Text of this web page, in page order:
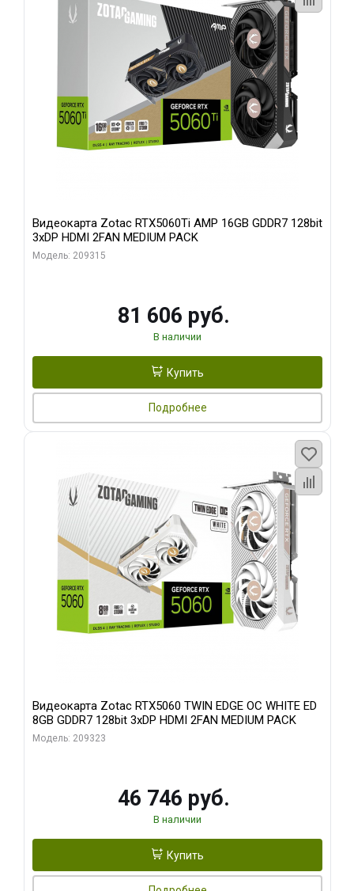
Видеокарта Zotac RTX5060Ti AMP 16GB GDDR7 128bit
3xDP HDMI 2FAN MEDIUM PACK
Модель: 209315
81 606 руб.
В наличии
Купить
Подробнее
Видеокарта Zotac RTX5060 TWIN EDGE OC WHITE ED
8GB GDDR7 128bit 3xDP HDMI 2FAN MEDIUM PACK
Модель: 209323
46 746 руб.
В наличии
Купить